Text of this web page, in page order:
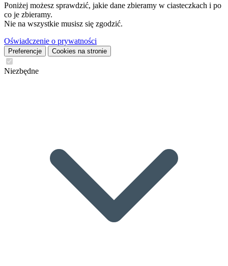
Poniżej możesz sprawdzić, jakie dane zbieramy w ciasteczkach i po
co je zbieramy.
Nie na wszystkie musisz się zgodzić.
Oświadczenie o prywatności
Preferencje Cookies na stronie
Niezbędne